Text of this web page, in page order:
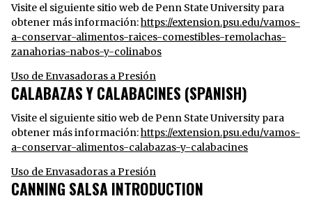
Visite el siguiente sitio web de Penn State University para
obtener más información:https://extension.psu.edu/vamos-
a-conservar-alimentos-raices-comestibles-remolachas-
zanahorias-nabos-y-colinabos
Uso de Envasadoras a Presión
CALABAZAS Y CALABACINES (SPANISH)
Visite el siguiente sitio web de Penn State University para
obtener más información:https://extension.psu.edu/vamos-
a-conservar-alimentos-calabazas-y-calabacines
Uso de Envasadoras a Presión
CANNING SALSA INTRODUCTION